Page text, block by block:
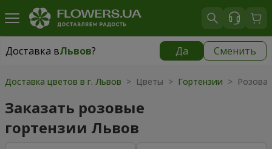
Доставка вЛьвов? Да Сменить
Доставка вЛьвов|
Доставка цветов в г. Львов > Цветы > Гортензии >
Заказать розовые
гортензии Львов